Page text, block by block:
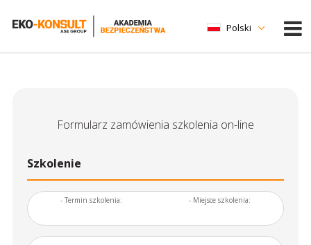
Polski
Formularz zamówienia szkolenia on-line
Szkolenie
- Termin szkolenia: - Miejsce szkolenia: